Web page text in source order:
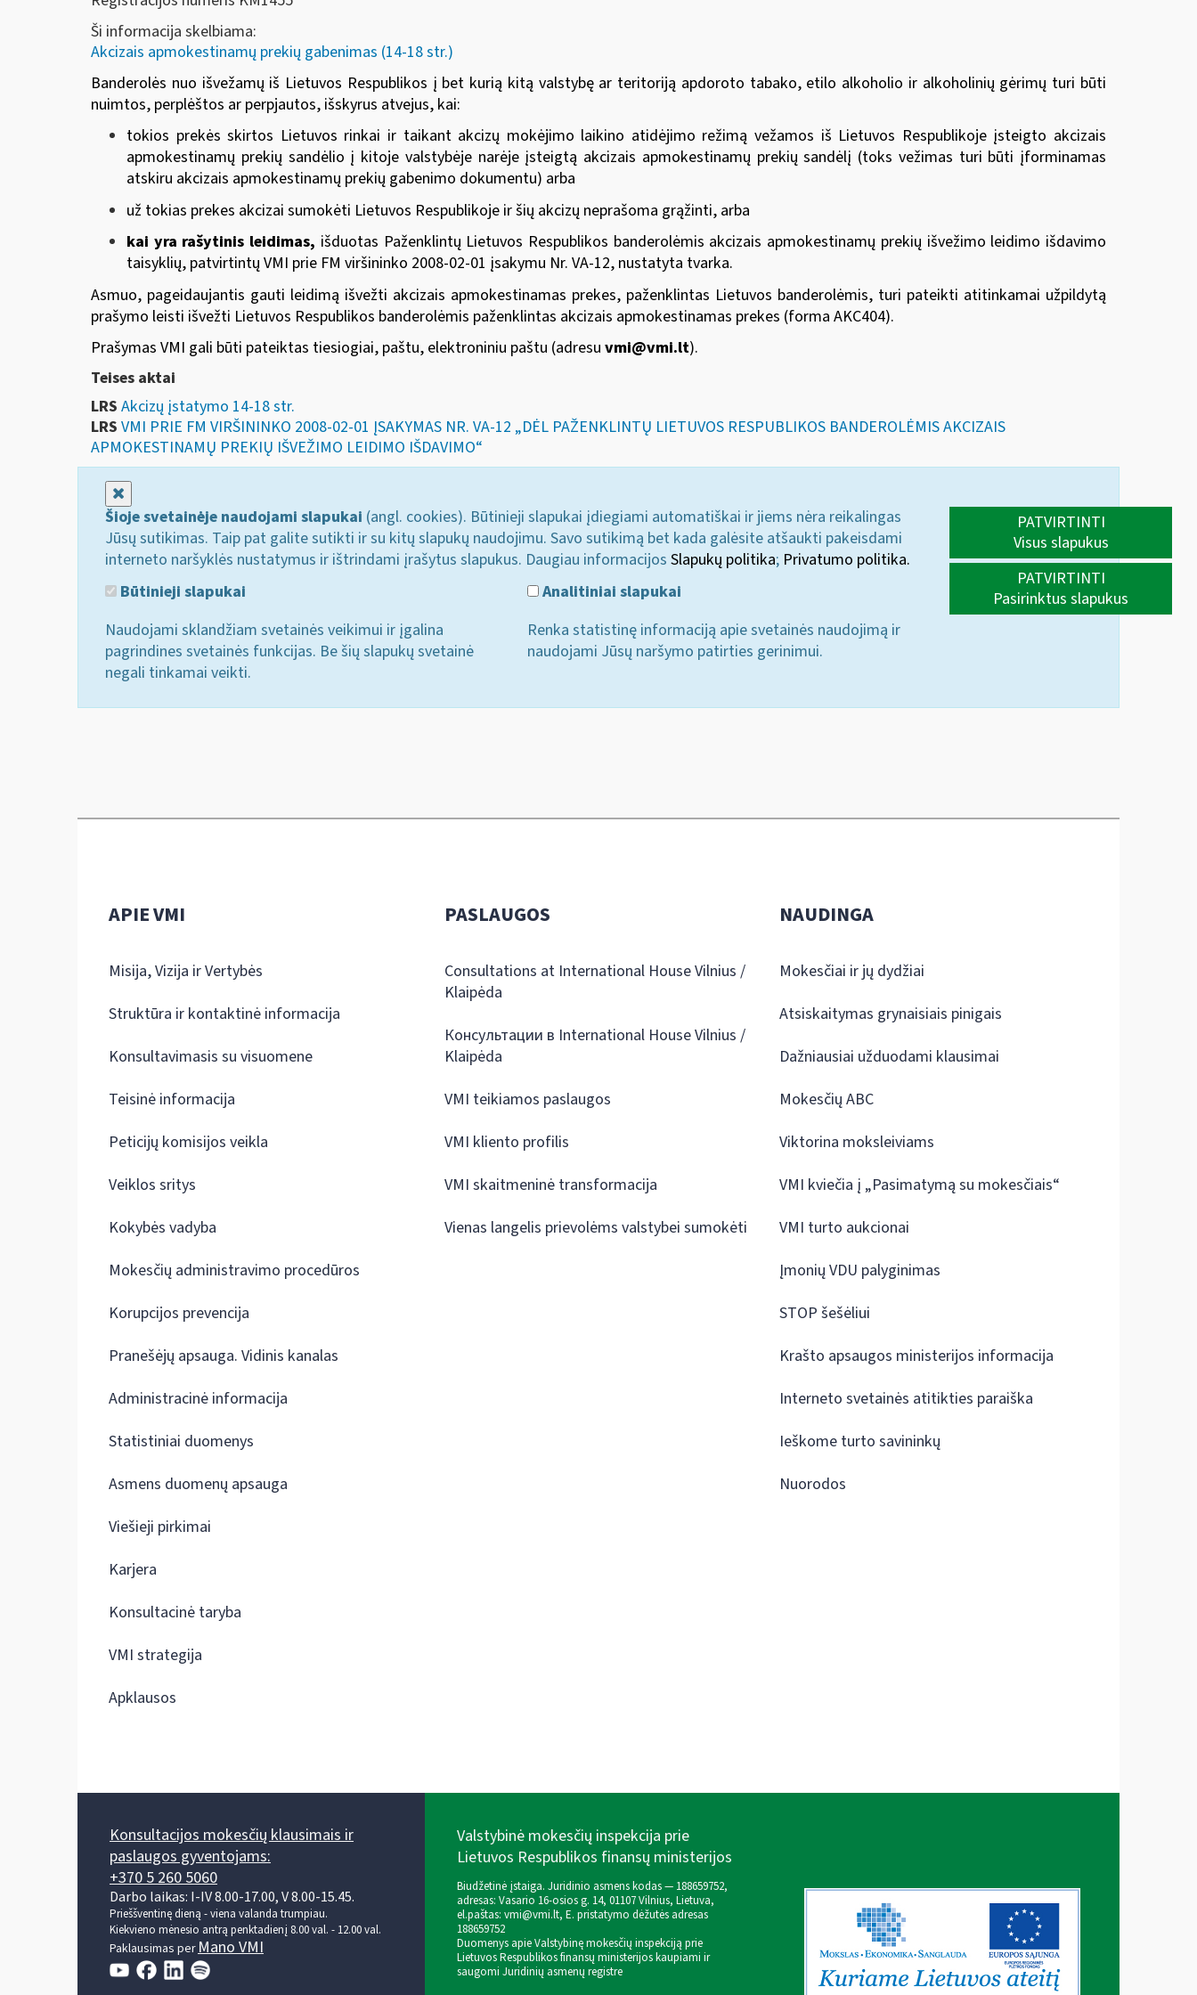
Ši informacija skelbiama:
Akcizais apmokestinamų prekių gabenimas (14-18 str.)
Banderolės nuo išvežamų iš Lietuvos Respublikos į bet kurią kitą valstybę ar teritoriją apdoroto tabako, etilo alkoholio ir alkoholinių gėrimų turi būti
nuimtos, perplėštos ar perpjautos, išskyrus atvejus, kai:
tokios prekės skirtos Lietuvos rinkai ir taikant akcizų mokėjimo laikino atidėjimo režimą vežamos iš Lietuvos Respublikoje įsteigto akcizais
apmokestinamų prekių sandėlio į kitoje valstybėje narėje įsteigtą akcizais apmokestinamų prekių sandėlį (toks vežimas turi būti įforminamas
atskiru akcizais apmokestinamų prekių gabenimo dokumentu) arba
už tokias prekes akcizai sumokėti Lietuvos Respublikoje ir šių akcizų neprašoma grąžinti, arba
kai yra rašytinis leidimas, išduotas Paženklintų Lietuvos Respublikos banderolėmis akcizais apmokestinamų prekių išvežimo leidimo išdavimo
taisyklių, patvirtintų VMI prie FM viršininko 2008-02-01 įsakymu Nr. VA-12, nustatyta tvarka.
Asmuo, pageidaujantis gauti leidimą išvežti akcizais apmokestinamas prekes, paženklintas Lietuvos banderolėmis, turi pateikti atitinkamai užpildytą
prašymo leisti išvežti Lietuvos Respublikos banderolėmis paženklintas akcizais apmokestinamas prekes (forma AKC404).
Prašymas VMI gali būti pateiktas tiesiogiai, paštu, elektroniniu paštu (adresu vmi@vmi.lt).
Teises aktai
LRS Akcizų įstatymo 14-18 str.
LRS VMI PRIE FM VIRŠININKO 2008-02-01 ĮSAKYMAS NR. VA-12 „DĖL PAŽENKLINTŲ LIETUVOS RESPUBLIKOS BANDEROLĖMIS AKCIZAIS
APMOKESTINAMŲ PREKIŲ IŠVEŽIMO LEIDIMO IŠDAVIMO“
Šioje svetainėje naudojami slapukai (angl. cookies). Būtinieji slapukai įdiegiami automatiškai ir jiems nėra reikalingas
Jūsų sutikimas. Taip pat galite sutikti ir su kitų slapukų naudojimu. Savo sutikimą bet kada galėsite atšaukti pakeisdami
interneto naršyklės nustatymus ir ištrindami įrašytus slapukus. Daugiau informacijos Slapukų politika; Privatumo politika.
Būtinieji slapukai
Naudojami sklandžiam svetainės veikimui ir įgalina
pagrindines svetainės funkcijas. Be šių slapukų svetainė
negali tinkamai veikti.
Analitiniai slapukai
Renka statistinę informaciją apie svetainės naudojimą ir
naudojami Jūsų naršymo patirties gerinimui.
PATVIRTINTI
Visus slapukus
PATVIRTINTI
Pasirinktus slapukus
APIE VMI
Misija, Vizija ir Vertybės
Struktūra ir kontaktinė informacija
Konsultavimasis su visuomene
Teisinė informacija
Peticijų komisijos veikla
Veiklos sritys
Kokybės vadyba
Mokesčių administravimo procedūros
Korupcijos prevencija
Pranešėjų apsauga. Vidinis kanalas
Administracinė informacija
Statistiniai duomenys
Asmens duomenų apsauga
Viešieji pirkimai
Karjera
Konsultacinė taryba
VMI strategija
Apklausos
PASLAUGOS
Consultations at International House Vilnius /
Klaipėda
Консультации в International House Vilnius /
Klaipėda
VMI teikiamos paslaugos
VMI kliento profilis
VMI skaitmeninė transformacija
Vienas langelis prievolėms valstybei sumokėti
NAUDINGA
Mokesčiai ir jų dydžiai
Atsiskaitymas grynaisiais pinigais
Dažniausiai užduodami klausimai
Mokesčių ABC
Viktorina moksleiviams
VMI kviečia į „Pasimatymą su mokesčiais“
VMI turto aukcionai
Įmonių VDU palyginimas
STOP šešėliui
Krašto apsaugos ministerijos informacija
Interneto svetainės atitikties paraiška
Ieškome turto savininkų
Nuorodos
Konsultacijos mokesčių klausimais ir
paslaugos gyventojams:
+370 5 260 5060
Darbo laikas: I-IV 8.00-17.00, V 8.00-15.45.
Prieššventinę dieną - viena valanda trumpiau.
Kiekvieno mėnesio antrą penktadienį 8.00 val. - 12.00 val.
Paklausimas perMano VMI
Valstybinė mokesčių inspekcija prie
Lietuvos Respublikos finansų ministerijos
Biudžetinė įstaiga. Juridinio asmens kodas — 188659752,
adresas: Vasario 16-osios g. 14, 01107 Vilnius, Lietuva,
el.paštas: vmi@vmi.lt, E. pristatymo dėžutės adresas
188659752
Duomenys apie Valstybinę mokesčių inspekciją prie
Lietuvos Respublikos finansų ministerijos kaupiami ir
saugomi Juridinių asmenų registre